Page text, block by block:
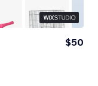
$50